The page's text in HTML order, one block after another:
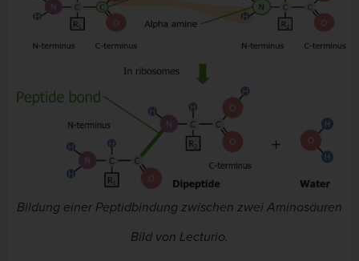
Bildung einer Peptidbindung zwischen zwei Aminosäuren
Bild von Lecturio.